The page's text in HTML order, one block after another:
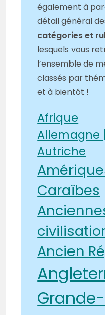
également à
détail général
catégories et
lesquels vous
l’ensemble de
classés par
et à bientôt !
Afrique
Allemagne
Autriche
Caraïbes
Ancien